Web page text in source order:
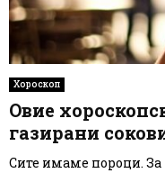
Хороскоп
Овие
газирани
Сите имаме пороци. За